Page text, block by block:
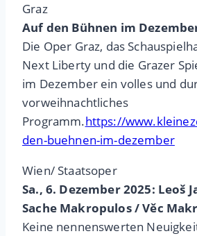
Graz
Auf den Bühnen im
Die Oper Graz, das
Next Liberty und die Grazer
im Dezember ein volles und
vorweihnachtliches
Programm.https://
den-buehnen-im-dezember
Wien/ Staatsoper
Sa., 6. Dezember 2025: Leoš
Sache Makropulos / Věc
Keine nennenswerten